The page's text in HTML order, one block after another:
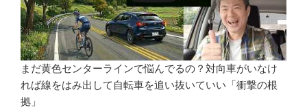
まだ黄色センターラインで悩んでるの？対向車がいなけ
れば線をはみ出して自転車を追い抜いていい「衝撃の根
拠」